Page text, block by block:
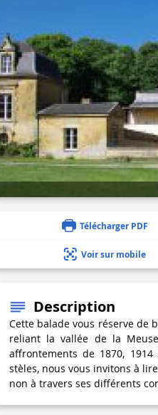
Télécharger PDF
Voir sur mobile
Description
Cette balade vous réserve de
reliant la vallée de la
affrontements de 1870,
stèles, nous vous invitons à
non à travers ses différents